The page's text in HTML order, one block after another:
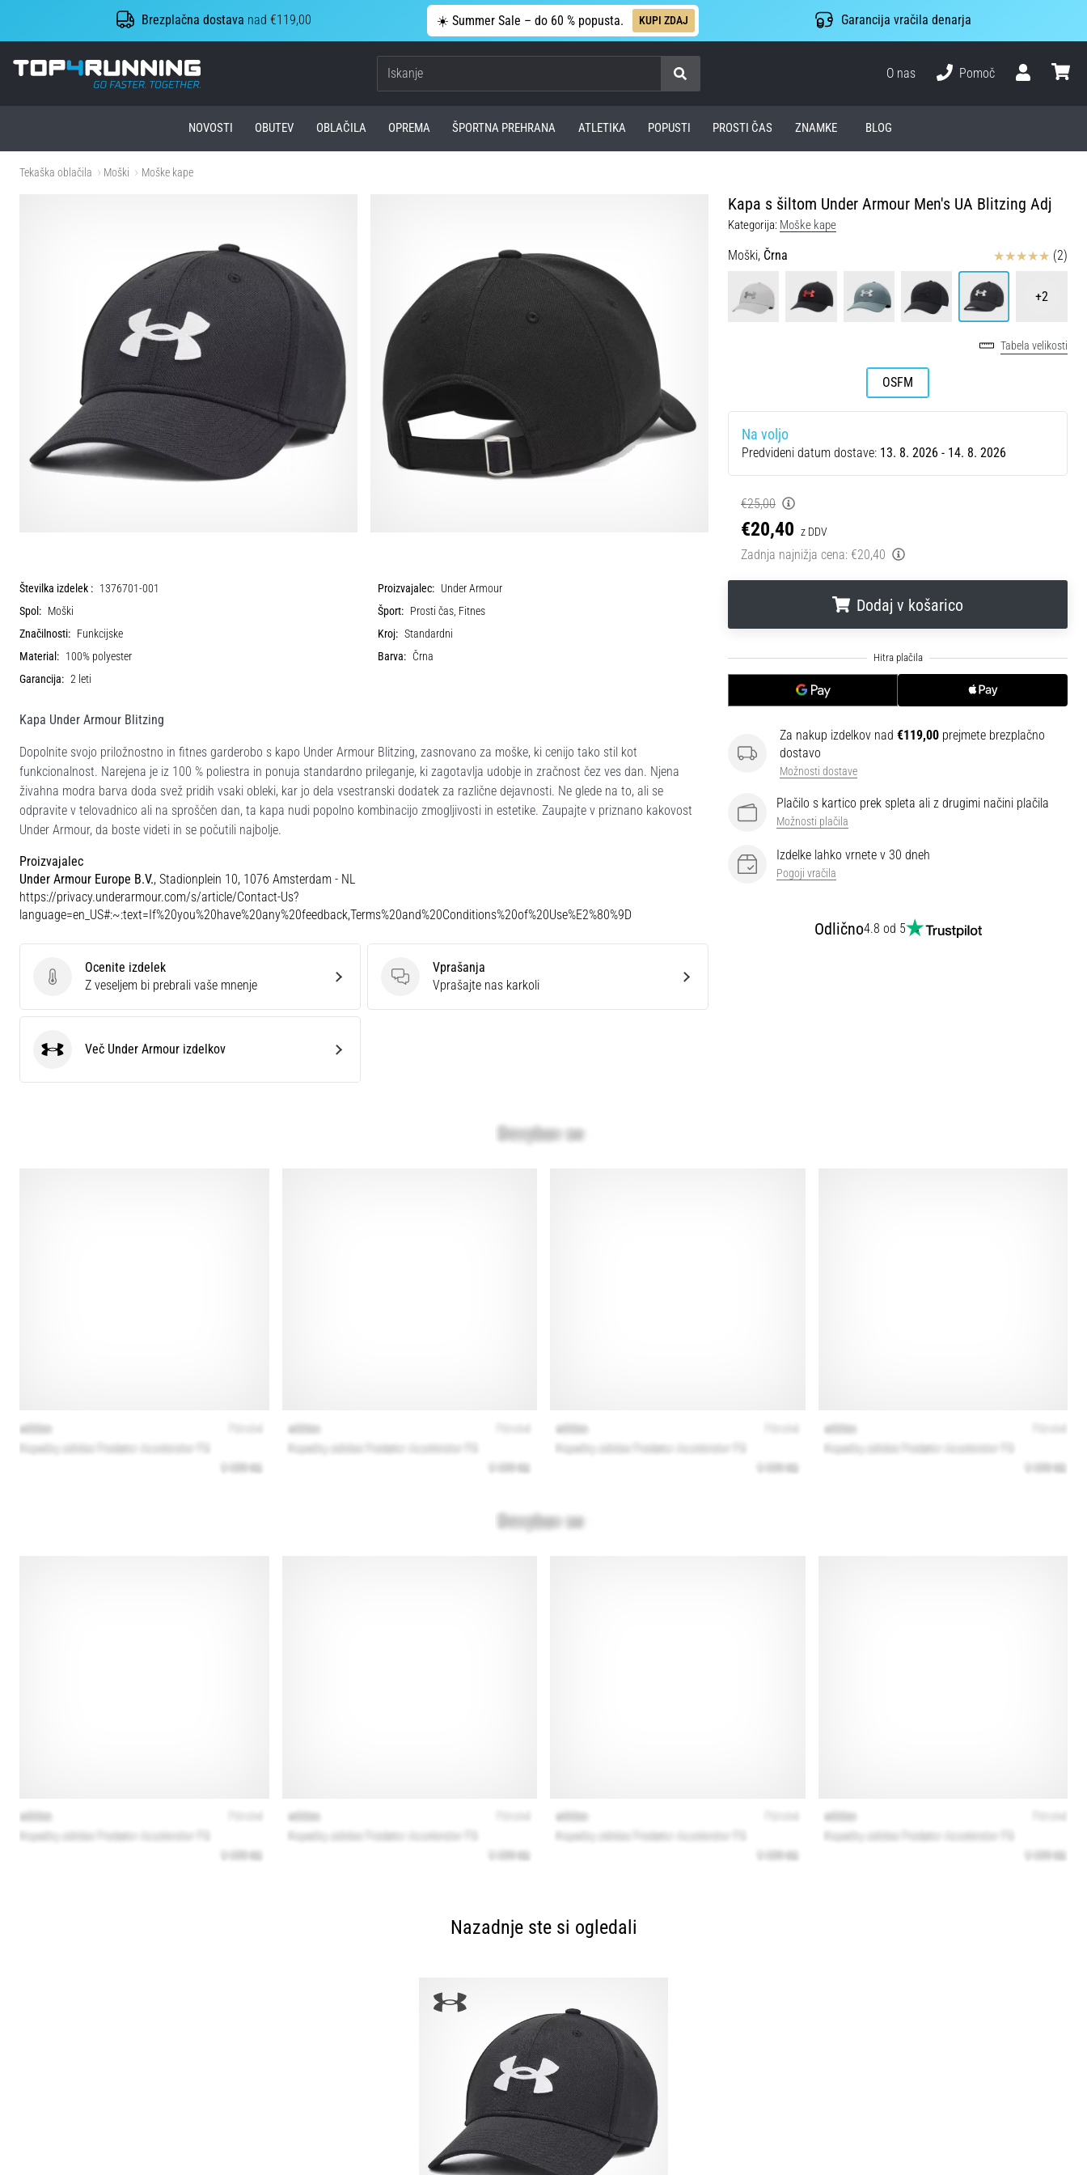
Brezplačna dostava nad €119,00 ☀️ Summer Sale – do 60 % popusta. KUPI ZDAJ Garancija vračila denarja
Top4Running.si
Iskanje
O nas
Pomoč
NOVOSTI OBUTEV OBLAČILA OPREMA ŠPORTNA PREHRANA ATLETIKA POPUSTI PROSTI ČAS ZNAMKE BLOG
Tekaška oblačila Moški Moške kape
Kapa s šiltom Under Armour Men's UA Blitzing Adj
Kategorija: Moške kape
Moški, Črna Ocena izdelka(2)
+2
Tabela velikosti
OSFM
Na voljo
Predvideni datum dostave: 13. 8. 2026 - 14. 8. 2026
€25,00
€20,40 z DDV
Zadnja najnižja cena: €20,40
Dodaj v košarico
Za nakup izdelkov nad €119,00 prejmete brezplačno
dostavo
Možnosti dostave
Plačilo s kartico prek spleta ali z drugimi načini plačila
Možnosti plačila
Izdelke lahko vrnete v 30 dneh
Pogoji vračila
Odlično4.8 od 5
Številka izdelek : 1376701-001 Proizvajalec: Under Armour
Spol: Moški Šport: Prosti čas, Fitnes
Značilnosti: Funkcijske Kroj: Standardni
Material: 100% polyester Barva: Črna
Garancija: 2 leti
Kapa Under Armour Blitzing
Dopolnite svojo priložnostno in fitnes garderobo s kapo Under Armour Blitzing, zasnovano za moške, ki cenijo tako stil kot
funkcionalnost. Narejena je iz 100 % poliestra in ponuja standardno prileganje, ki zagotavlja udobje in zračnost čez ves dan. Njena
živahna modra barva doda svež pridih vsaki obleki, kar jo dela vsestranski dodatek za različne dejavnosti. Ne glede na to, ali se
odpravite v telovadnico ali na sproščen dan, ta kapa nudi popolno kombinacijo zmogljivosti in estetike. Zaupajte v priznano kakovost
Under Armour, da boste videti in se počutili najbolje.
Proizvajalec
Under Armour Europe B.V., Stadionplein 10, 1076 Amsterdam - NL
https://privacy.underarmour.com/s/article/Contact-Us?
language=en_US#:~:text=If%20you%20have%20any%20feedback,Terms%20and%20Conditions%20of%20Use%E2%80%9D
Ocenite izdelek
Ocenite izdelek
Z veseljem bi prebrali vaše mnenje
Vprašanja
Vprašanja
Vprašajte nas karkoli
Under Armour
Več Under Armour izdelkov
Nazadnje ste si ogledali